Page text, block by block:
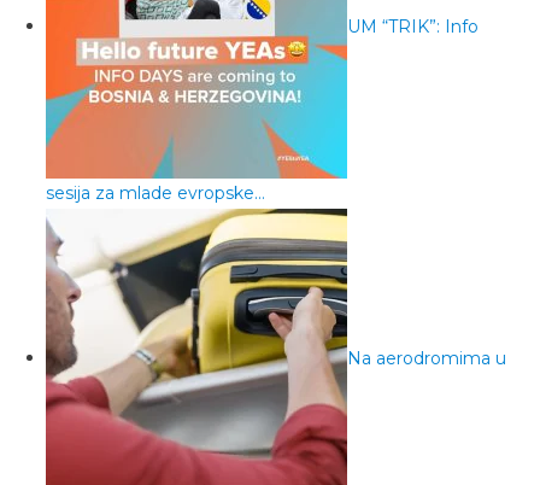
UM “TRIK”: Info
sesija za mlade evropske…
Na aerodromima u